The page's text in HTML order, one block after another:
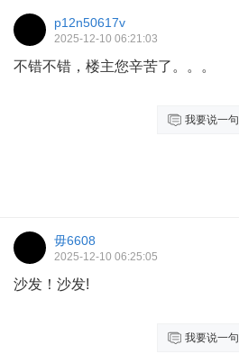
p12n50617v
2025-12-10 06:21:03
不错不错，楼主您辛苦了。。。
我要说一句
毋6608
2025-12-10 06:25:05
沙发！沙发!
我要说一句